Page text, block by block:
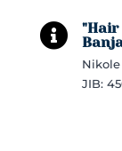

"Hair
Nikole
JIB: